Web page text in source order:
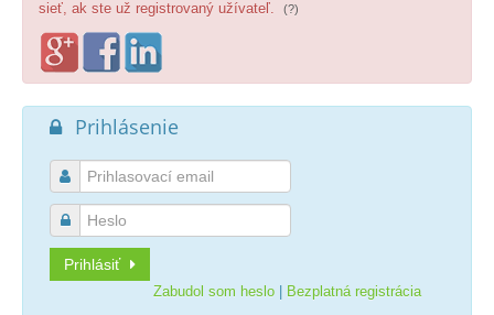
sieť, ak ste už registrovaný užívateľ.
(?)
 Prihlásenie


Prihlásiť
Zabudol som heslo Bezplatná registrácia